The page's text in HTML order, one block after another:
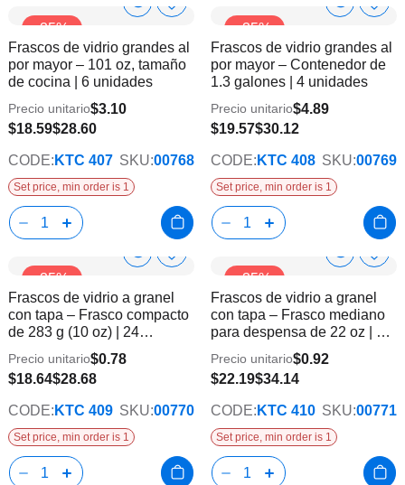
-35%
Show
Info
Añadir
la
lista
deseos
Frascos de vidrio grandes al
por mayor – 101 oz, tamaño
de cocina | 6 unidades
$18.59$28.60
Precio unitario$3.10
CODE: KTC 407 SKU:00768
Set price, min order is 1
-35%
Show
Info la
lista
Frascos de vidrio grandes al
por mayor – Contenedor de
1.3 galones | 4 unidades
$19.57$30.12
Precio unitario$4.89
CODE: KTC 408 SKU:00769
Set price, min order is 1
-35%
Show
Info
Añadir
la
lista
deseos
Frascos de vidrio a granel
con tapa – Frasco compacto
de 283 g (10 oz) | 24
$18.64$28.68
Precio unitario$0.78
CODE: KTC 409 SKU:00770
Set price, min order is 1
-35%
Show
Info la
lista
de
Frascos de vidrio a granel
con tapa – Frasco mediano
para despensa de 22 oz | 24
$22.19$34.14
Precio unitario$0.92
CODE: KTC 410 SKU:00771
Set price, min order is 1